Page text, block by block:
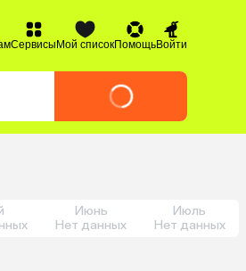
СервисыМой списокПомощьВойти
Июнь
Нет данных
Июль
Нет данных